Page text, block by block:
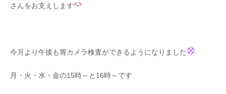
さんをお支えします
今月より午後も胃カメラ検査ができるようになりました
月・火・水・金の15時～と16時～です